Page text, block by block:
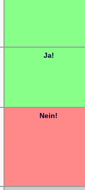
Ja!
Nein!